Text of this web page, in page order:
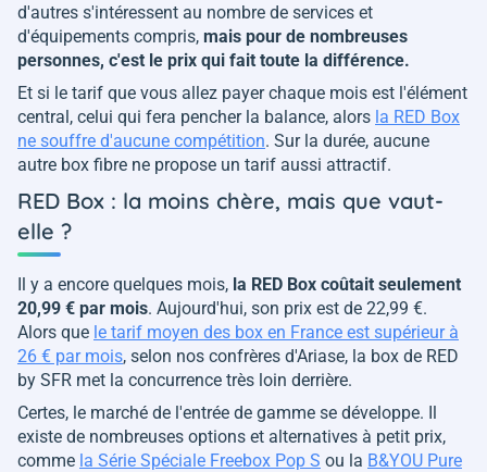
d'autres s'intéressent au nombre de services et
d'équipements compris, mais pour de nombreuses
personnes, c'est le prix qui fait toute la différence.
Et si le tarif que vous allez payer chaque mois est l'élément
central, celui qui fera pencher la balance, alors la RED Box
ne souffre d'aucune compétition. Sur la durée, aucune
autre box fibre ne propose un tarif aussi attractif.
RED Box : la moins chère, mais que vaut-
elle ?
Il y a encore quelques mois, la RED Box coûtait seulement
20,99 € par mois. Aujourd'hui, son prix est de 22,99 €.
Alors que le tarif moyen des box en France est supérieur à
26 € par mois, selon nos confrères d'Ariase, la box de RED
by SFR met la concurrence très loin derrière.
Certes, le marché de l'entrée de gamme se développe. Il
existe de nombreuses options et alternatives à petit prix,
comme la Série Spéciale Freebox Pop S ou la B&YOU Pure